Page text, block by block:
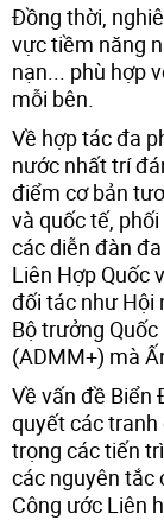
Đồng thời,
vực tiềm năng
nạn... phù hợp
mỗi bên.
Về hợp tác đa
nước nhất trí
điểm cơ bản
và quốc tế,
các diễn đàn
Liên Hợp Quốc
đối tác như Hội
Bộ trưởng Quốc
(ADMM+) mà
Về vấn đề Biển
quyết các tranh
trọng các tiến
các nguyên tắc
Công ước Liên